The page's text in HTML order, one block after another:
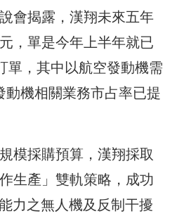
會揭露，漢翔未來五年
，單是今年上半年就已
單，其中以航空發動機需
動機相關業務市占率已提
模採購預算，漢翔採取
生產」雙軌策略，成功
力之無人機及反制干擾